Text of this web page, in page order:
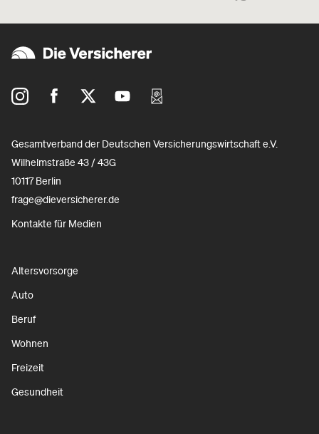
Gesamtverband der Deutschen Versicherungswirtschaft e.V.
Wilhelmstraße 43 / 43G
10117 Berlin
frage@dieversicherer.de
Kontakte für Medien
Altersvorsorge
Auto
Beruf
Wohnen
Freizeit
Gesundheit